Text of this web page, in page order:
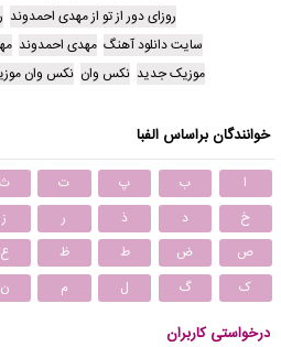
روزای دور از تو از مهدی احمدوند
سایت دانلود آهنگ مهدی احمدوند
موزیک جدید نکس وان نکس وان
خوانندگان براساس الفبا
ا ب پ ت ث
خ
د ذ ر ز
ص
ض ط ظ ع
ک
گ ل م ن
درخواستی کاربران